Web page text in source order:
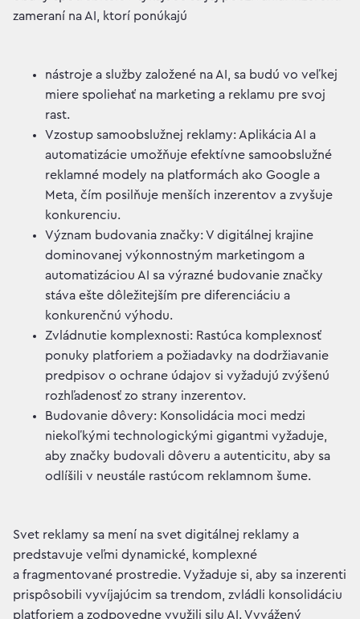
zameraní na AI, ktorí ponúkajú
nástroje a služby založené na AI, sa budú vo veľkej
miere spoliehať na marketing a reklamu pre svoj
rast.
Vzostup samoobslužnej reklamy: Aplikácia AI a
automatizácie umožňuje efektívne samoobslužné
reklamné modely na platformách ako Google a
Meta, čím posilňuje menších inzerentov a zvyšuje
konkurenciu.
Význam budovania značky: V digitálnej krajine
dominovanej výkonnostným marketingom a
automatizáciou AI sa výrazné budovanie značky
stáva ešte dôležitejším pre diferenciáciu a
konkurenčnú výhodu.
Zvládnutie komplexnosti: Rastúca komplexnosť
ponuky platforiem a požiadavky na dodržiavanie
predpisov o ochrane údajov si vyžadujú zvýšenú
rozhľadenosť zo strany inzerentov.
Budovanie dôvery: Konsolidácia moci medzi
niekoľkými technologickými gigantmi vyžaduje,
aby značky budovali dôveru a autenticitu, aby sa
odlíšili v neustále rastúcom reklamnom šume.
Svet reklamy sa mení na svet digitálnej reklamy a
predstavuje veľmi dynamické, komplexné
a fragmentované prostredie. Vyžaduje si, aby sa inzerenti
prispôsobili vyvíjajúcim sa trendom, zvládli konsolidáciu
platforiem a zodpovedne využili silu AI. Vyvážený